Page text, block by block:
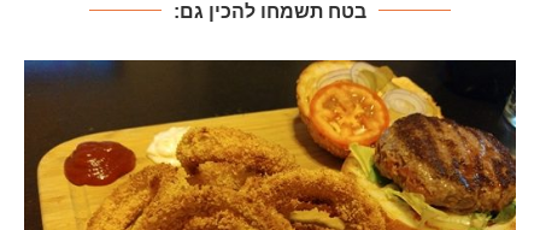
בטח תשמחו להכין גם: